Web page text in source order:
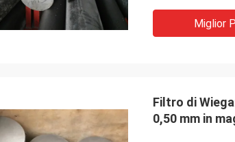
Weree di Daniel
Miglior
Filtro di
0,50 mm in